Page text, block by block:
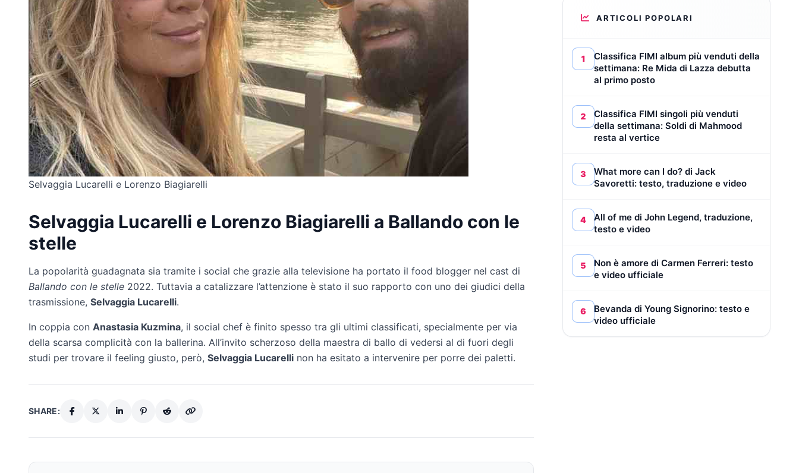
Selvaggia Lucarelli e Lorenzo Biagiarelli
Selvaggia Lucarelli e Lorenzo Biagiarelli a Ballando con le
stelle
La popolarità guadagnata sia tramite i social che grazie alla televisione ha portato il food blogger nel cast di
Ballando con le stelle 2022. Tuttavia a catalizzare l’attenzione è stato il suo rapporto con uno dei giudici della
trasmissione, Selvaggia Lucarelli.
In coppia con Anastasia Kuzmina, il social chef è finito spesso tra gli ultimi classificati, specialmente per via
della scarsa complicità con la ballerina. All’invito scherzoso della maestra di ballo di vedersi al di fuori degli
studi per trovare il feeling giusto, però, Selvaggia Lucarelli non ha esitato a intervenire per porre dei paletti.
SHARE:
ARTICOLI POPOLARI
1
Classifica FIMI album più venduti della
settimana: Re Mida di Lazza debutta
al primo posto
2
Classifica FIMI singoli più venduti
della settimana: Soldi di Mahmood
resta al vertice
3
What more can I do? di Jack
Savoretti: testo, traduzione e video
4
All of me di John Legend, traduzione,
testo e video
5
Non è amore di Carmen Ferreri: testo
e video ufficiale
6
Bevanda di Young Signorino: testo e
video ufficiale